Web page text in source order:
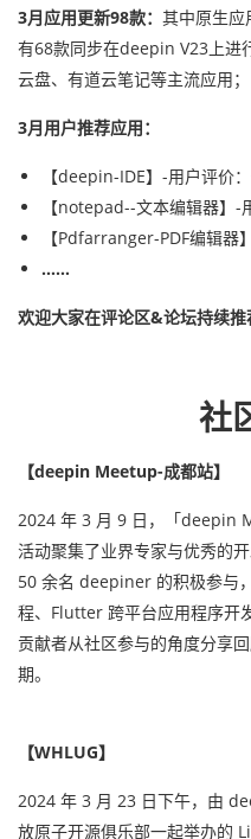
3月应用更新98款： 其中原生
有68款同步在deepin V23上进
云盘、有道云笔记等主流应用；
3月用户推荐应用：
【deepin-IDE】-用户评价
【notepad--文本编辑器】-
【Pdfarranger-PDF编辑器
……
欢迎大家在评论区&论坛持续推
社
【deepin Meetup-成都站】
2024 年 3 月 9 日，「deepin
活动聚集了业界专家与优秀的
50 余名 deepiner 的积极参与
程、Flutter 跨平台应用程序开
贡献者从社区参与的角度分享
期。
【WHLUG】
2024 年 3 月 23 日下午，由
放原子开源俱乐部一起举办的